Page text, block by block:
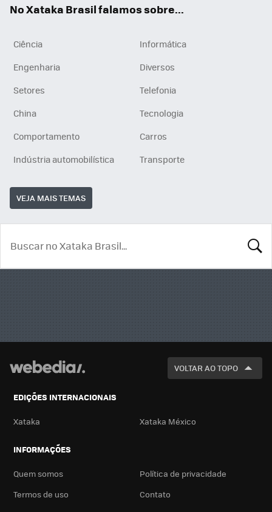
No Xataka Brasil falamos sobre...
Ciência
Informática
Engenharia
Diversos
Setores
Telefonia
China
Tecnologia
Comportamento
Carros
Indústria automobilística
Transporte
VEJA MAIS TEMAS
VOLTAR AO TOPO
EDIÇÕES INTERNACIONAIS
Xataka Xataka México
INFORMAÇÕES
Quem somos
Política de privacidade
Termos de uso
Contato